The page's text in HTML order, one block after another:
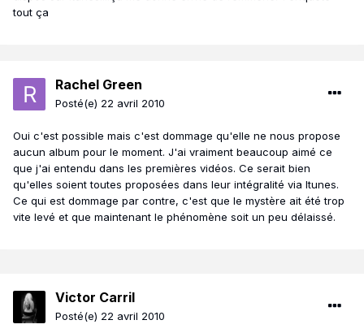
tout ça
Rachel Green
Posté(e) 22 avril 2010
Oui c'est possible mais c'est dommage qu'elle ne nous propose
aucun album pour le moment. J'ai vraiment beaucoup aimé ce
que j'ai entendu dans les premières vidéos. Ce serait bien
qu'elles soient toutes proposées dans leur intégralité via Itunes.
Ce qui est dommage par contre, c'est que le mystère ait été trop
vite levé et que maintenant le phénomène soit un peu délaissé.
Victor Carril
Posté(e) 22 avril 2010